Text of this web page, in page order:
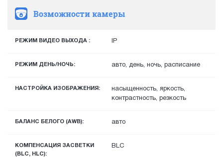
Возможности камеры
РЕЖИМ ВИДЕО ВЫХОДА : IP
РЕЖИМ ДЕНЬ/НОЧЬ: авто, день, ночь, расписание
НАСТРОЙКА ИЗОБРАЖЕНИЯ:
насыщенность, яркость,
контрастность, резкость
БАЛАНС БЕЛОГО (AWB): авто
КОМПЕНСАЦИЯ ЗАСВЕТКИ
(BLC, HLC):
BLC